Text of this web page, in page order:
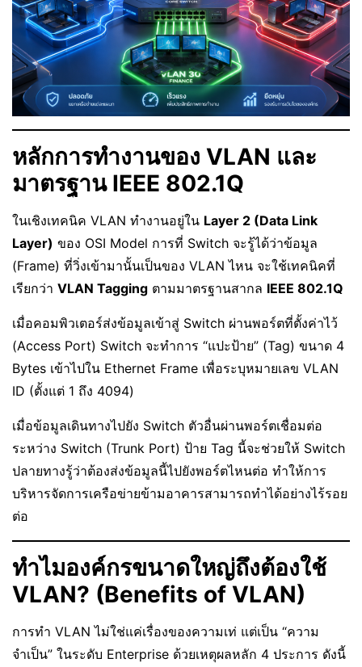
หลักการทำงานของ VLAN และ
มาตรฐาน IEEE 802.1Q
ในเชิงเทคนิค VLAN ทำงานอยู่ใน Layer 2 (Data Link
Layer) ของ OSI Model การที่ Switch จะรู้ได้ว่าข้อมูล
(Frame) ที่วิ่งเข้ามานั้นเป็นของ VLAN ไหน จะใช้เทคนิคที่
เรียกว่า VLAN Tagging ตามมาตรฐานสากล IEEE 802.1Q
เมื่อคอมพิวเตอร์ส่งข้อมูลเข้าสู่ Switch ผ่านพอร์ตที่ตั้งค่าไว้
(Access Port) Switch จะทำการ “แปะป้าย” (Tag) ขนาด 4
Bytes เข้าไปใน Ethernet Frame เพื่อระบุหมายเลข VLAN
ID (ตั้งแต่ 1 ถึง 4094)
เมื่อข้อมูลเดินทางไปยัง Switch ตัวอื่นผ่านพอร์ตเชื่อมต่อ
ระหว่าง Switch (Trunk Port) ป้าย Tag นี้จะช่วยให้ Switch
ปลายทางรู้ว่าต้องส่งข้อมูลนี้ไปยังพอร์ตไหนต่อ ทำให้การ
บริหารจัดการเครือข่ายข้ามอาคารสามารถทำได้อย่างไร้รอย
ต่อ
ทำไมองค์กรขนาดใหญ่ถึงต้องใช้
VLAN? (Benefits of VLAN)
การทำ VLAN ไม่ใช่แค่เรื่องของความเท่ แต่เป็น “ความ
จำเป็น” ในระดับ Enterprise ด้วยเหตุผลหลัก 4 ประการ ดังนี้